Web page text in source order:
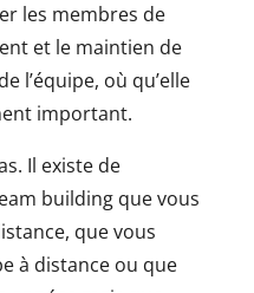
les membres de
et le maintien de
l’équipe, où qu’elle
important.
Il existe de
building que vous
que vous
à distance ou que